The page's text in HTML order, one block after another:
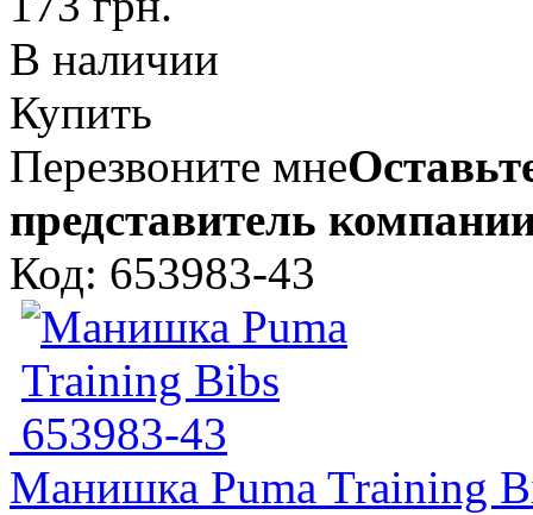
В наличии
Купить
Перезвоните мне
представитель
Код: 653983-43
Манишка Puma Training